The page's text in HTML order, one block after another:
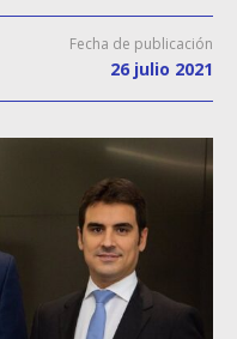
Fecha de publicación
26 julio 2021